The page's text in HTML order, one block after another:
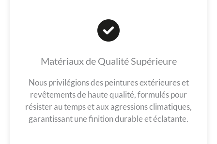
Matériaux de Qualité Supérieure
Nous privilégions des peintures extérieures et
revêtements de haute qualité, formulés pour
résister au temps et aux agressions climatiques,
garantissant une finition durable et éclatante.